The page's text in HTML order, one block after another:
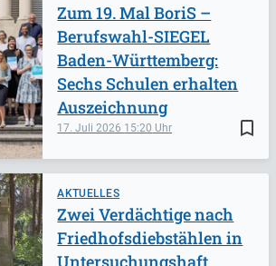
bookmark_border
17. Juli 2026 15:20
Zum 19. Mal BoriS –
Berufswahl-SIEGEL
Baden-Württemberg:
Sechs Schulen erhalten
Auszeichnung
AKTUELLES
Zwei Verdächtige nach
Friedhofsdiebstählen in